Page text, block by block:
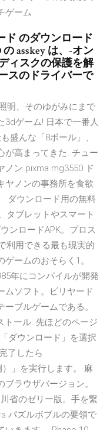
ゲーム
ド のダウンロード
asskey は、-オン
ィスクの保護を解
スのドライバーで
明、そのゆがみにまで
3dゲーム! 日本で一番人
盛んな「8ボール」、
が高まってきた. チュー
ノン pixma mg3550 ド
ヤノンの事務所を食欲
ダウンロード用の無料
タブレットやスマート
ンロードAPK。プロス
利用できる最も現実的
ームのおそらく1。
年にコンパイルが開発
ムソフト。ビリヤード
ブルゲームである。
トール. 先ほどのページ
ダウンロード」を選択
了したら
）」を実行します。 麻
ラウザバージョン。
省のゼリー版。手を繋
パズルボブルの要領で